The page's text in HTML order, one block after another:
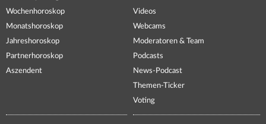
Wochenhoroskop
Monatshoroskop
Jahreshoroskop
Partnerhoroskop
Aszendent
Videos
Webcams
Moderatoren & Team
Podcasts
News-Podcast
Themen-Ticker
Voting